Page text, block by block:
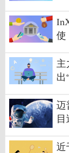
使
主
出
迈
近